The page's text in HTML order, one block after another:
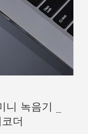
녹음기 _
더